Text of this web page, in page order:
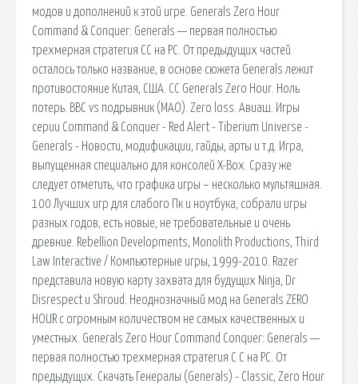
модов и дополнений к этой игре. Generals Zero Hour
Command & Conquer: Generals — первая полностью
трехмерная стратегия CC на PC. От предыдущих частей
осталось только название, в основе сюжета Generals лежит
противостояние Китая, США. CC Generals Zero Hour. Ноль
потерь. ВВС vs подрывник (МАО). Zero loss. Авиаш. Игры
серии Command & Conquer - Red Alert - Tiberium Universe -
Generals - Новости, модификации, гайды, арты и т.д. Игра,
выпущенная специально для консолей X-Box. Сразу же
следует отметить, что графика игры – несколько мультяшная.
100 Лучших игр для слабого Пк и ноутбука, собрали игры
разных годов, есть новые, не требовательные и очень
древние. Rebellion Developments, Monolith Productions, Third
Law Interactive / Компьютерные игры, 1999-2010. Razer
представила новую карту захвата для будущих Ninja, Dr
Disrespect и Shroud. Неоднозначный мод на Generals ZERO
HOUR с огромным количеством не самых качественных и
уместных. Generals Zero Hour Command Conquer: Generals —
первая полностью трехмерная стратегия C C на PC. От
предыдущих. Скачать Генералы (Generals) - Classic, Zero Hour